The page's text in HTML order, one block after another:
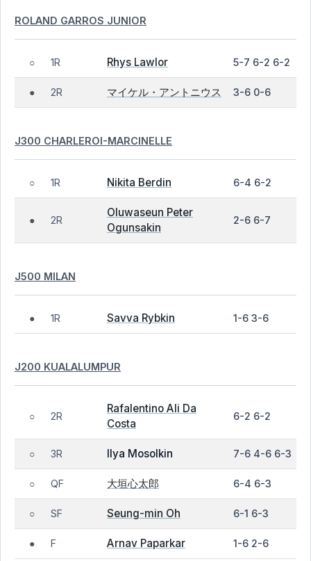
ROLAND GARROS JUNIOR
○ 1R Rhys Lawlor 5-7 6-2 6-2
● 2R マイケル・アントニウス 3-6 0-6
J300 CHARLEROI-MARCINELLE
○ 1R Nikita Berdin 6-4 6-2
● 2R
Oluwaseun Peter
Ogunsakin
2-6 6-7
J500 MILAN
● 1R Savva Rybkin 1-6 3-6
J200 KUALALUMPUR
○ 2R
Rafalentino Ali Da
Costa
6-2 6-2
○ 3R Ilya Mosolkin 7-6 4-6 6-3
○ QF 大垣心太郎 6-4 6-3
○ SF Seung-min Oh 6-1 6-3
● F Arnav Paparkar 1-6 2-6